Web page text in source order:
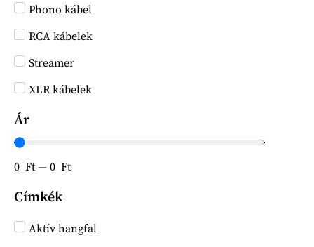
Phono kábel
RCA kábelek
Streamer
XLR kábelek
Ár
0 Ft — 0 Ft
Címkék
Aktív hangfal